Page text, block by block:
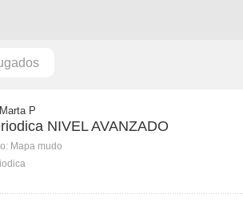
Marta P
NIVEL AVANZADO
Mapa mudo